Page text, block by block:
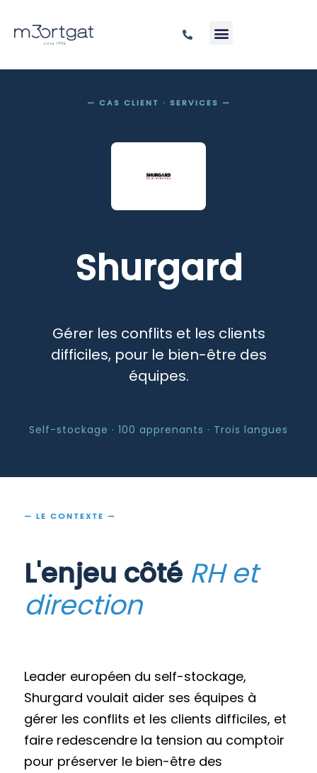
— CAS CLIENT · SERVICES —
Shurgard
Gérer les conflits et les clients
difficiles, pour le bien-être des
équipes.
Self-stockage · 100 apprenants · Trois langues
— LE CONTEXTE —
L'enjeu côté RH et
direction
Leader européen du self-stockage,
Shurgard voulait aider ses équipes à
gérer les conflits et les clients difficiles, et
faire redescendre la tension au comptoir
pour préserver le bien-être des